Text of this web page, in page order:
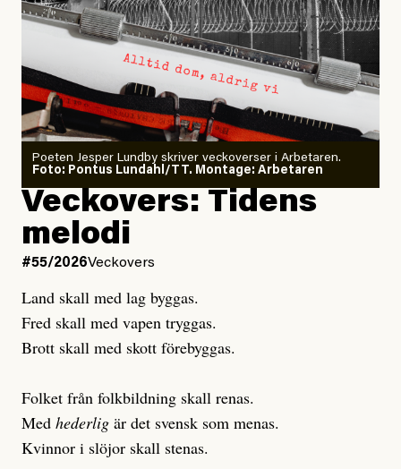
#54/2026Debatt
Sensationalism när ETC
granskar vänstern
Publicerad6 August, 2026
Uppdaterad6 August, 2026
Larmet från
Arbetsmiljöverket:
Dödsolyckorna har slutat
minska
Joel Kellgren
Publicerad3 August, 2026
Uppdaterad3 August, 2026
Poeten Jesper Lundby skriver veckoverser i Arbetaren.
Foto: Pontus Lundahl/TT. Montage: Arbetaren
Veckovers: Tidens
melodi
#55/2026Veckovers
Land skall med lag byggas.
Fred skall med vapen tryggas.
Brott skall med skott förebyggas.
Folket från folkbildning skall renas.
Med hederlig är det svensk som menas.
Kvinnor i slöjor skall stenas.